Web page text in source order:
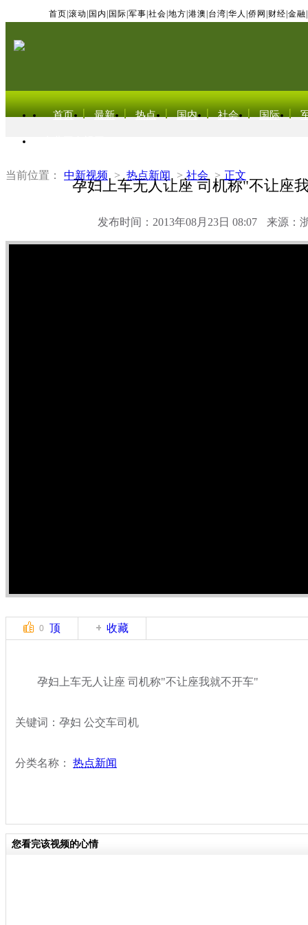
首页 滚动 国内 国际 军事 社会 地方 港澳 台湾 华人 侨网 财经 金融
首页 最新 热点 国内 社会 国际
当前位置： 中新视频 > 热点新闻 > 社会 > 正文
孕妇上车无人让座 司机称"不让座
发布时间：2013年08月23日 08:07 来源：
0 顶 收藏
孕妇上车无人让座 司机称"不让座我就不开车"
关键词：孕妇 公交车司机
分类名称： 热点新闻
您看完该视频的心情